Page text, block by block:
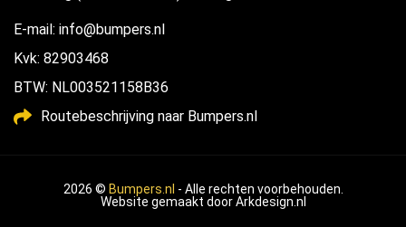
E-mail: info@bumpers.nl
Kvk: 82903468
BTW: NL003521158B36
Routebeschrijving naar Bumpers.nl
2026 © Bumpers.nl - Alle rechten voorbehouden.
Website gemaakt doorArkdesign.nl